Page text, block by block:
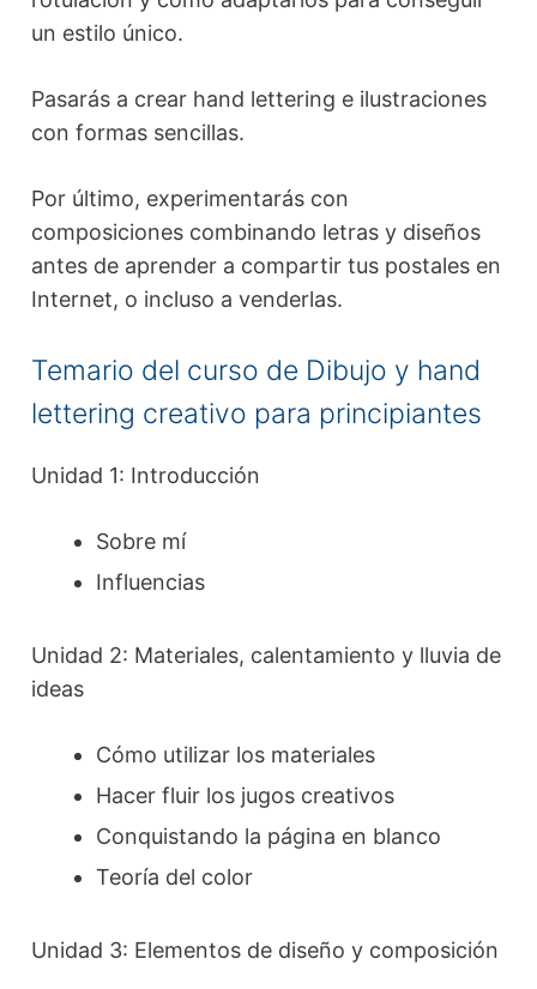
un estilo único.
Pasarás a crear hand lettering e ilustraciones
con formas sencillas.
Por último, experimentarás con
composiciones combinando letras y diseños
antes de aprender a compartir tus postales en
Internet, o incluso a venderlas.
Temario del curso de Dibujo y hand
lettering creativo para principiantes
Unidad 1: Introducción
Sobre mí
Influencias
Unidad 2: Materiales, calentamiento y lluvia de
ideas
Cómo utilizar los materiales
Hacer fluir los jugos creativos
Conquistando la página en blanco
Teoría del color
Unidad 3: Elementos de diseño y composición